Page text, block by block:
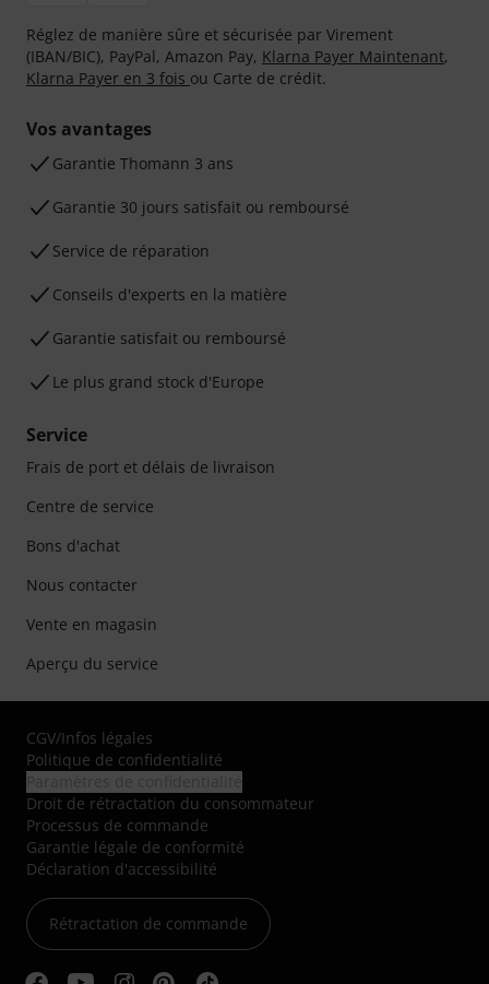
Réglez de manière sûre et sécurisée par Virement
(IBAN/BIC), PayPal, Amazon Pay, Klarna Payer Maintenant,
Klarna Payer en 3 fois ou Carte de crédit.
Vos avantages
Ga­ran­tie Thomann 3 ans
Garantie 30 jours satisfait ou remboursé
Service de réparation
Conseils d'experts en la matière
Garantie satisfait ou remboursé
Le plus grand stock d'Europe
Service
Frais de port et délais de livraison
Centre de service
Bons d'achat
Nous contacter
Vente en magasin
Aperçu du service
CGV/Infos légales
Politique de confidentialité
Droit de rétractation du consommateur
Processus de commande
Garantie légale de conformité
Déclaration d'accessibilité
Rétractation de commande